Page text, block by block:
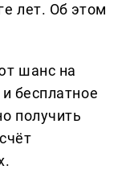
лет. Об этом
шанс на
бесплатное
получить